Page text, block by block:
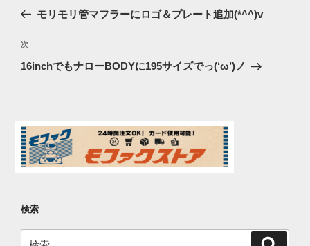
ナ
ビ
ゲ
ン
去
投
稿
モリモリ管マフラーにロゴ＆プレート追加(*^^)v
次
の
次
16inchでもナローBODYに195サイズでっ(‘ω’)ノ
検索